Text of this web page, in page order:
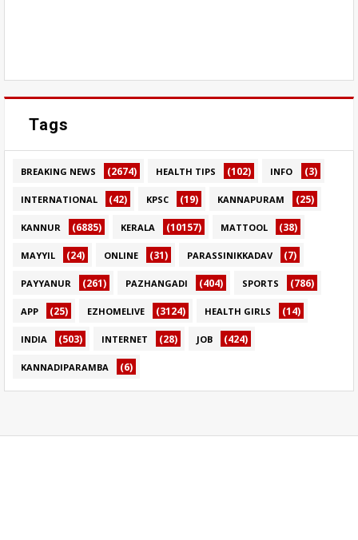
Tags
BREAKING NEWS (2674) HEALTH TIPS (102) INFO (3)
INTERNATIONAL (42) KPSC (19) KANNAPURAM (25)
KANNUR (6885) KERALA (10157) MATTOOL (38)
MAYYIL (24) ONLINE (31) PARASSINIKKADAV (7)
PAYYANUR (261) PAZHANGADI (404) SPORTS (786)
APP (25) EZHOMELIVE (3124) HEALTH GIRLS (14)
INDIA (503) INTERNET (28) JOB (424)
KANNADIPARAMBA (6)